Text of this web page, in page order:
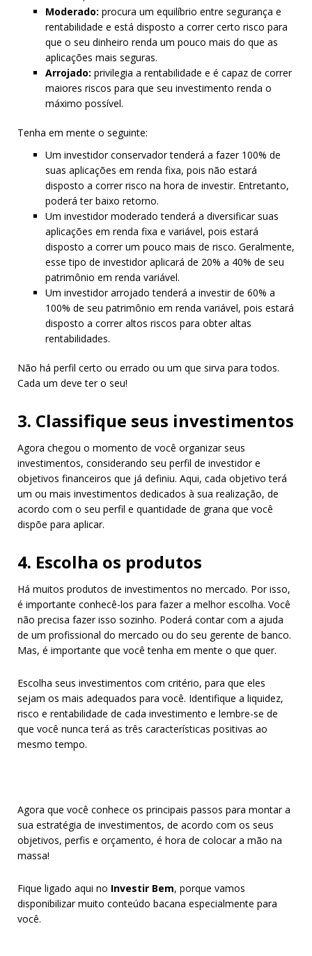
Moderado: procura um equilíbrio entre segurança e
rentabilidade e está disposto a correr certo risco para
que o seu dinheiro renda um pouco mais do que as
aplicações mais seguras.
Arrojado: privilegia a rentabilidade e é capaz de correr
maiores riscos para que seu investimento renda o
máximo possível.
Tenha em mente o seguinte:
Um investidor conservador tenderá a fazer 100% de
suas aplicações em renda fixa, pois não estará
disposto a correr risco na hora de investir. Entretanto,
poderá ter baixo retorno.
Um investidor moderado tenderá a diversificar suas
aplicações em renda fixa e variável, pois estará
disposto a correr um pouco mais de risco. Geralmente,
esse tipo de investidor aplicará de 20% a 40% de seu
patrimônio em renda variável.
Um investidor arrojado tenderá a investir de 60% a
100% de seu patrimônio em renda variável, pois estará
disposto a correr altos riscos para obter altas
rentabilidades.
Não há perfil certo ou errado ou um que sirva para todos.
Cada um deve ter o seu!
3. Classifique seus investimentos
Agora chegou o momento de você organizar seus
investimentos, considerando seu perfil de investidor e
objetivos financeiros que já definiu. Aqui, cada objetivo terá
um ou mais investimentos dedicados à sua realização, de
acordo com o seu perfil e quantidade de grana que você
dispõe para aplicar.
4. Escolha os produtos
Há muitos produtos de investimentos no mercado. Por isso,
é importante conhecê-los para fazer a melhor escolha. Você
não precisa fazer isso sozinho. Poderá contar com a ajuda
de um profissional do mercado ou do seu gerente de banco.
Mas, é importante que você tenha em mente o que quer.
Escolha seus investimentos com critério, para que eles
sejam os mais adequados para você. Identifique a liquidez,
risco e rentabilidade de cada investimento e lembre-se de
que você nunca terá as três características positivas ao
mesmo tempo.
Agora que você conhece os principais passos para montar a
sua estratégia de investimentos, de acordo com os seus
objetivos, perfis e orçamento, é hora de colocar a mão na
massa!
Fique ligado aqui no Investir Bem, porque vamos
disponibilizar muito conteúdo bacana especialmente para
você.